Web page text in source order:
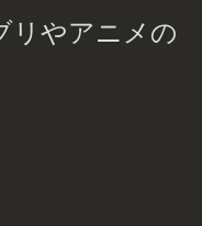
リやアニメの